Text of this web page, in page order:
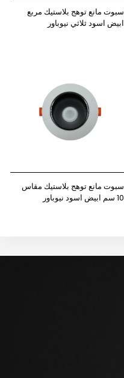
سبوت مانع توهج بلاستيك مربع
ابيض اسود ثلاثي نيوباور
سبوت مانع توهج بلاستيك مقاس
10 سم ابيض اسود نيوباور